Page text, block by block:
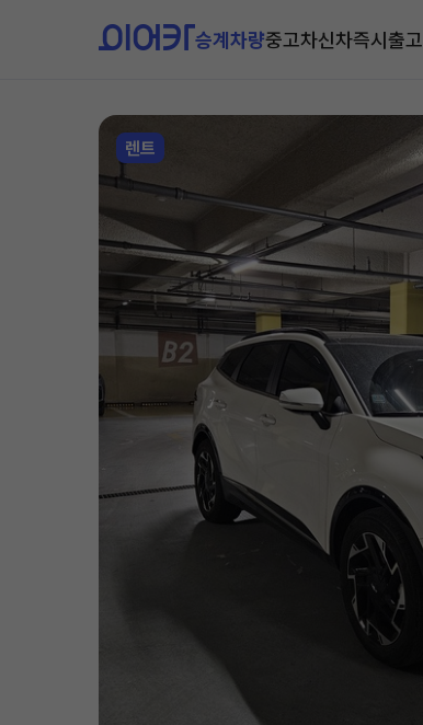
승계차량중고차신차즉시출고
렌트